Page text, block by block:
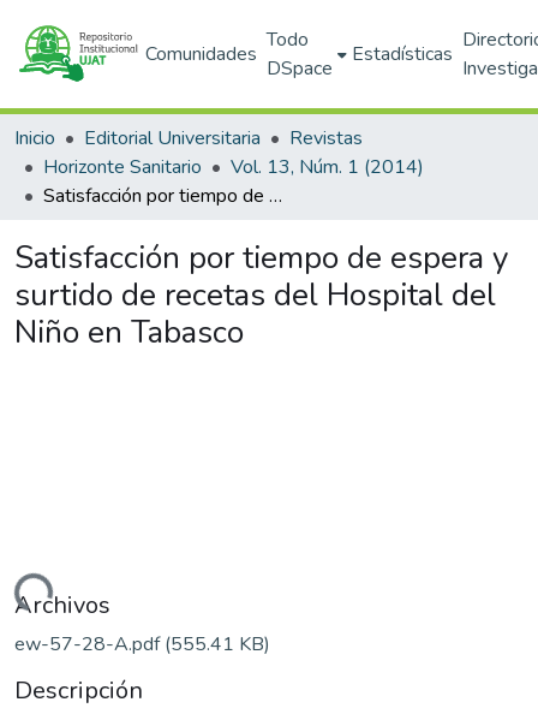
Comunidades
Todo
DSpace
Estadísticas
Inicio Editorial Universitaria
Revistas
Horizonte Sanitario
Vol. 13, Núm. 1 (2014)
Satisfacción por tiempo de espera y surtido de recetas del Hospital del Niño en Tabasco
Satisfacción por tiempo de espera y
surtido de recetas del Hospital del
Niño en Tabasco
Archivos
ew-57-28-A.pdf(555.41 KB)
Descripción